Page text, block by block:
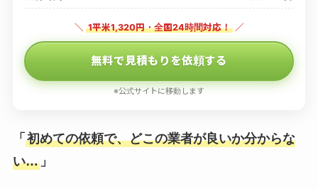
＼ 1平米1,320円・全国24時間対応！ ／
無料で見積もりを依頼する
※公式サイトに移動します
「 初めての依頼で、どこの業者が良いか分からな
い…」